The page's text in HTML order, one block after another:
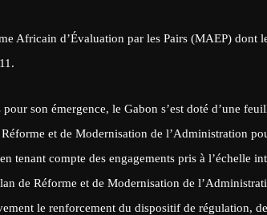
Africain d’Évaluation par les Pairs (MAEP) dont
son émergence, le Gabon s’est doté d’une
et de Modernisation de l’Administration
tenant compte des engagements pris à l’échelle
de Réforme et de Modernisation de
le renforcement du dispositif de régulation,